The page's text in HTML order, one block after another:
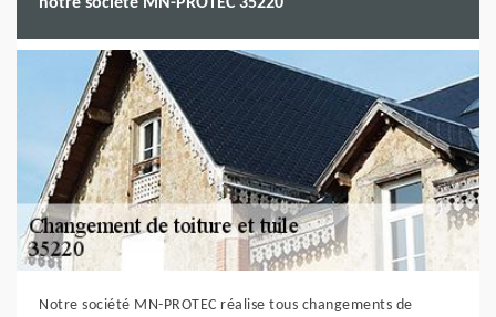
Notre société MN-PROTEC réalise tous changements de